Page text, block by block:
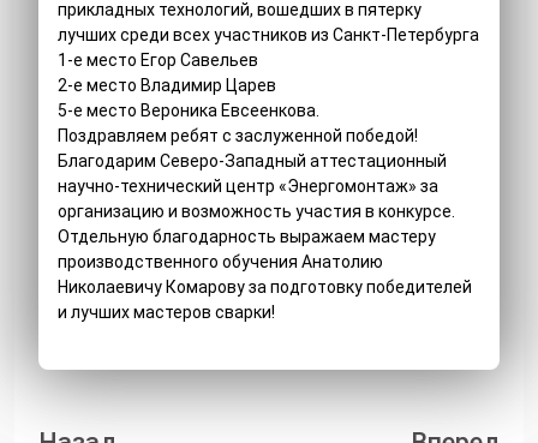
прикладных технологий, вошедших в пятерку
лучших среди всех участников из Санкт-Петербурга
1-е место Егор Савельев
2-е место Владимир Царев
5-е место Вероника Евсеенкова.
Поздравляем ребят с заслуженной победой!
Благодарим Северо-Западный аттестационный
научно-технический центр «Энергомонтаж» за
организацию и возможность участия в конкурсе.
Отдельную благодарность выражаем мастеру
производственного обучения Анатолию
Николаевичу Комарову за подготовку победителей
и лучших мастеров сварки!